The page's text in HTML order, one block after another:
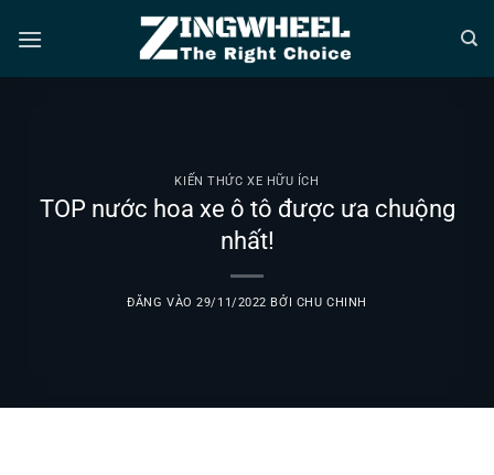
qua
KIẾN THỨC XE HỮU ÍCH
TOP nước hoa xe ô tô được ưa chuộng
nhất!
ĐĂNG VÀO29/11/2022 BỞI CHU CHINH